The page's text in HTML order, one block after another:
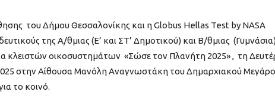
του Δήμου Θεσσαλονίκης και η Globus Hellas Test by NASA
της Α/θμιας (Ε’ και ΣΤ’ Δημοτικού) και Β/θμιας
κλειστών οικοσυστημάτων «Σώσε τον Πλανήτη 2025» , τη
στην Αίθουσα Μανόλη Αναγνωστάκη του Δημαρχιακού
το κοινό.